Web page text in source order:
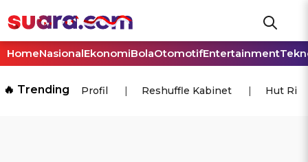
HomeNasionalEkonomiBolaOtomotifEntertainment
🔥 Trending Profil Reshuffle Kabinet Hut Ri